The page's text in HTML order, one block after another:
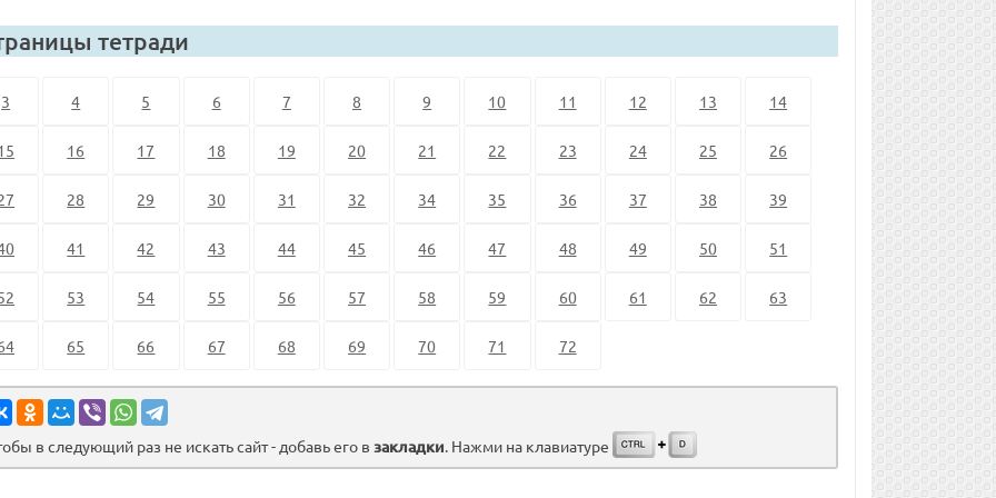
тетради
3 4 5 6 7 8 9 10 11 12 13 14
16 17 18 19 20 21 22 23 24 25 26
28 29 30 31 32 34 35 36 37 38 39
41 42 43 44 45 46 47 48 49 50 51
53 54 55 56 57 58 59 60 61 62 63
65 66 67 68 69 70 71 72
в следующий раз не искать сайт - добавь его в закладки. Нажми на клавиатуре